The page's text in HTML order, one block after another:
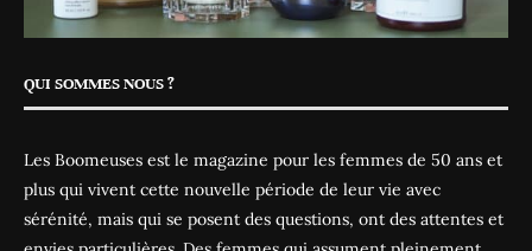
QUI SOMMES NOUS ?
Les Boomeuses est le magazine pour les femmes de 50 ans et
plus qui vivent cette nouvelle période de leur vie avec
sérénité, mais qui se posent des questions, ont des attentes et